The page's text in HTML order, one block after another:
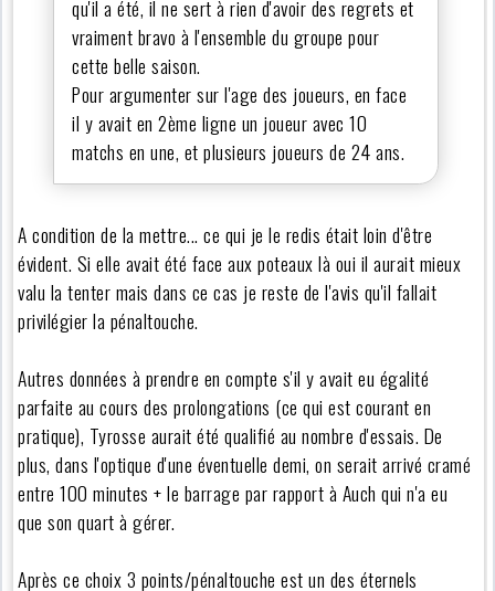
qu'il a été, il ne sert à rien d'avoir des regrets et
vraiment bravo à l'ensemble du groupe pour
cette belle saison.
Pour argumenter sur l'age des joueurs, en face
il y avait en 2ème ligne un joueur avec 10
matchs en une, et plusieurs joueurs de 24 ans.
A condition de la mettre... ce qui je le redis était loin d'être
évident. Si elle avait été face aux poteaux là oui il aurait mieux
valu la tenter mais dans ce cas je reste de l'avis qu'il fallait
privilégier la pénaltouche.
Autres données à prendre en compte s'il y avait eu égalité
parfaite au cours des prolongations (ce qui est courant en
pratique), Tyrosse aurait été qualifié au nombre d'essais. De
plus, dans l'optique d'une éventuelle demi, on serait arrivé cramé
entre 100 minutes + le barrage par rapport à Auch qui n'a eu
que son quart à gérer.
Après ce choix 3 points/pénaltouche est un des éternels